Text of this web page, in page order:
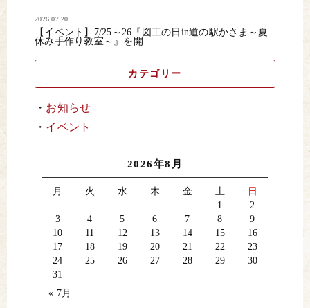
2026.07.20
【イベント】7/25～26『図工の日in道の駅かさま～夏
休み手作り教室～』を開…
カテゴリー
お知らせ
イベント
2026年8月
月 火 水 木 金 土
日
1
2
3
4 5 6 7 8
9
10
11 12 13 14 15
16
17
18 19 20 21 22
23
24
25 26 27 28 29
30
31
« 7月